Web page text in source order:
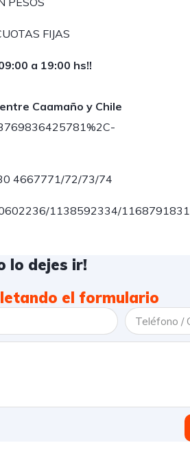
FIJAS
a 19:00 hs!!
Caamaño y Chile
4667771/72/73/74
1138592334/1168791831
lo dejes ir!
el formulario